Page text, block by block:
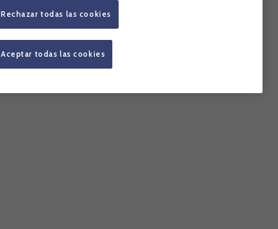
Rechazar todas las cookies
Aceptar todas las cookies